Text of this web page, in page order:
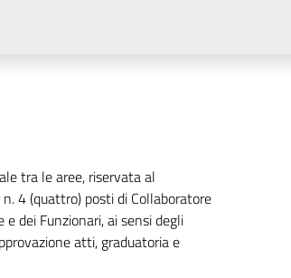
tra le aree, riservata al
4 (quattro) posti di Collaboratore
dei Funzionari, ai sensi degli
atti, graduatoria e